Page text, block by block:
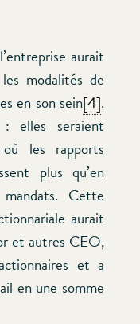
aurait
modalités de
en son sein[4].
elles seraient
où les rapports
plus qu’en
Cette
aurait
et autres CEO,
et a
en une somme